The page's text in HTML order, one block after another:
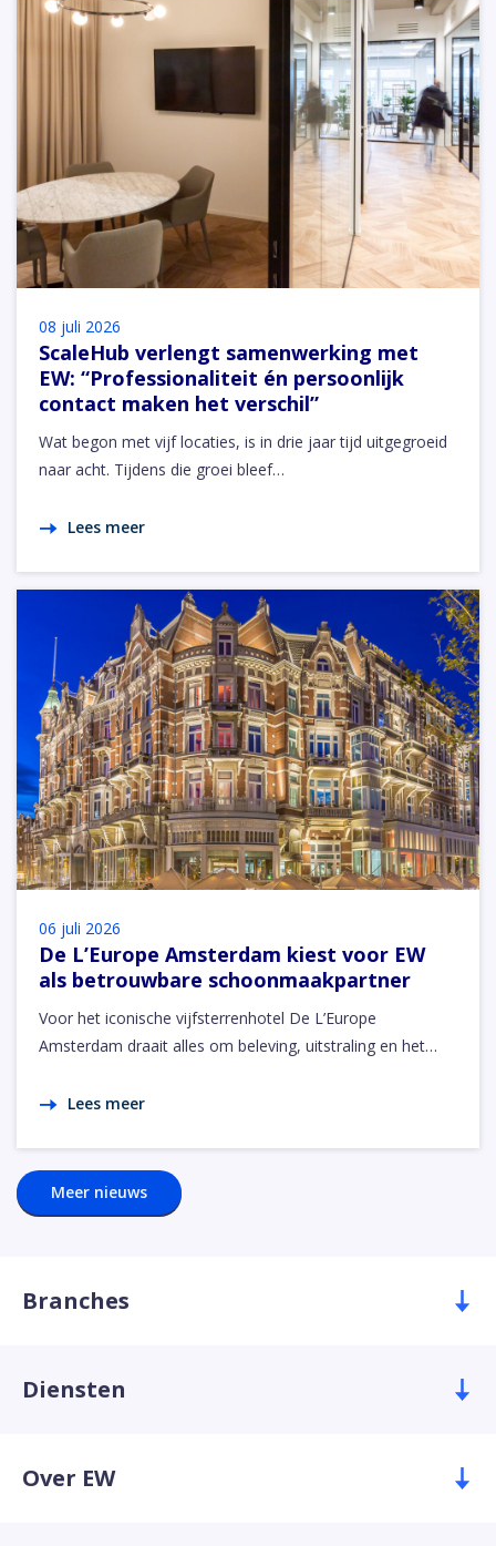
08 juli 2026
ScaleHub verlengt samenwerking met
EW: “Professionaliteit én persoonlijk
contact maken het verschil”
Wat begon met vijf locaties, is in drie jaar tijd uitgegroeid
naar acht. Tijdens die groei bleef…
Lees meer
06 juli 2026
De L’Europe Amsterdam kiest voor EW
als betrouwbare schoonmaakpartner
Voor het iconische vijfsterrenhotel De L’Europe
Amsterdam draait alles om beleving, uitstraling en het…
Lees meer
Meer nieuws
Branches
Diensten
Over EW